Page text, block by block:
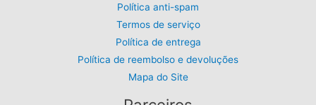
Política anti-spam
Termos de serviço
Política de entrega
Política de reembolso e devoluções
Mapa do Site